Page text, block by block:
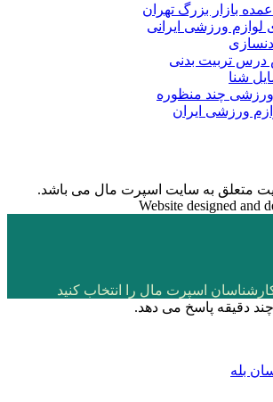
بازار بزرگ تهران
لوازم ورزشی ایرانی
درس تربیت بدنی
شنا
چند منظوره
ورزشی ایران
متعلق به سایت اسپرت مال می باشد.
Website designed and
اسپرت مال را انتخاب کنید
دقیقه پاسخ می دهد.
بله